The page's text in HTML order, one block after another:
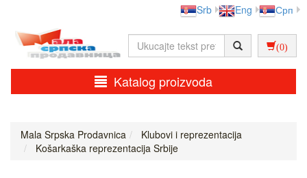
Srb Eng Срп
(0)
Katalog proizvoda
Mala Srpska Prodavnica
Klubovi i reprezentacija
Košarkaška reprezentacija Srbije